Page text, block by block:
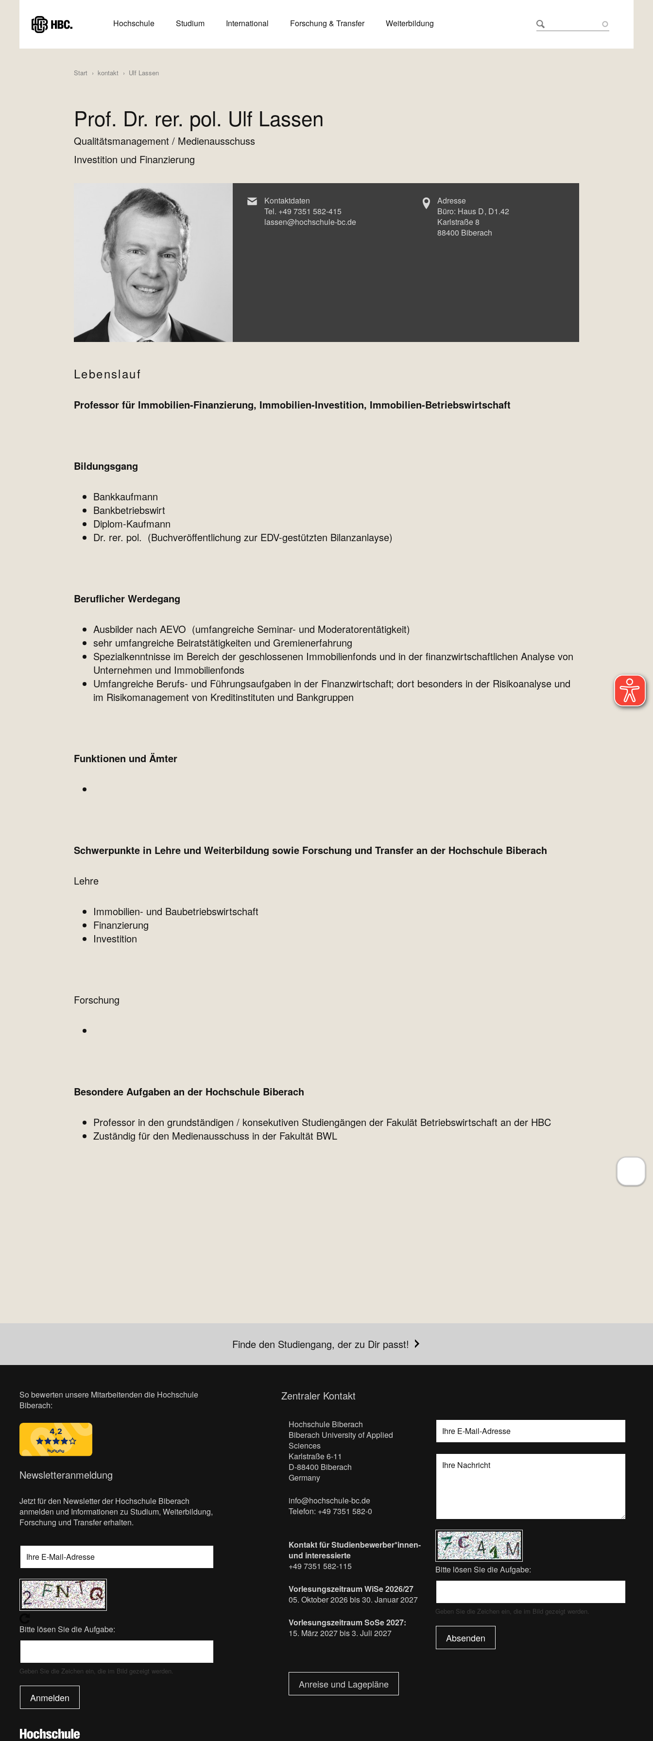
HAUPTMENÜ
Hochschule Studium International Forschung & Transfer Weiterbildung
Start kontakt Ulf Lassen
Prof. Dr. rer. pol. Ulf Lassen
Qualitätsmanagement / Medienausschuss
Investition und Finanzierung
Kontaktdaten
Tel. +49 7351 582-415
lassen@hochschule-bc.de
Adresse
Büro: Haus D D1.42
Karlstraße 8
88400 Biberach
Lebenslauf
Professor für Immobilien-Finanzierung, Immobilien-Investition, Immobilien-Betriebswirtschaft
Bildungsgang
Bankkaufmann
Bankbetriebswirt
Diplom-Kaufmann
Dr. rer. pol. (Buchveröffentlichung zur EDV-gestützten Bilanzanlayse)
Beruflicher Werdegang
Ausbilder nach AEVO (umfangreiche Seminar- und Moderatorentätigkeit)
sehr umfangreiche Beiratstätigkeiten und Gremienerfahrung
Spezialkenntnisse im Bereich der geschlossenen Immobilienfonds und in der finanzwirtschaftlichen Analyse von
Unternehmen und Immobilienfonds
Umfangreiche Berufs- und Führungsaufgaben in der Finanzwirtschaft; dort besonders in der Risikoanalyse und
im Risikomanagement von Kreditinstituten und Bankgruppen
Funktionen und Ämter
Schwerpunkte in Lehre und Weiterbildung sowie Forschung und Transfer an der Hochschule Biberach
Lehre
Immobilien- und Baubetriebswirtschaft
Finanzierung
Investition
Forschung
Besondere Aufgaben an der Hochschule Biberach
Professor in den grundständigen / konsekutiven Studiengängen der Fakulät Betriebswirtschaft an der HBC
Zuständig für den Medienausschuss in der Fakultät BWL
Finde den Studiengang, der zu Dir passt!
So bewerten unsere Mitarbeitenden die Hochschule
Biberach:
Newsletteranmeldung
Jetzt für den Newsletter der Hochschule Biberach
anmelden und Informationen zu Studium, Weiterbildung,
Forschung und Transfer erhalten.
Bitte lösen Sie die Aufgabe:
Geben Sie die Zeichen ein, die im Bild gezeigt werden.
Anmelden
Zentraler Kontakt
Hochschule Biberach
Biberach University of Applied
Sciences
Karlstraße 6-11
D-88400 Biberach
Germany
info@hochschule-bc.de
Telefon: +49 7351 582-0
Kontakt für Studienbewerber*innen-
und interessierte
+49 7351 582-115
Vorlesungszeitraum WiSe 2026/27
05. Oktober 2026 bis 30. Januar 2027
Vorlesungszeitraum SoSe 2027:
15. März 2027 bis 3. Juli 2027
Anreise und Lagepläne
Bitte lösen Sie die Aufgabe:
Geben Sie die Zeichen ein, die im Bild gezeigt werden.
Absenden